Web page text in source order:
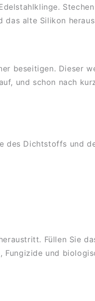
alte Silikon
beseitigen. Dieser
und schon nach
des Dichtstoffs und
Füllen Sie
Fungizide und